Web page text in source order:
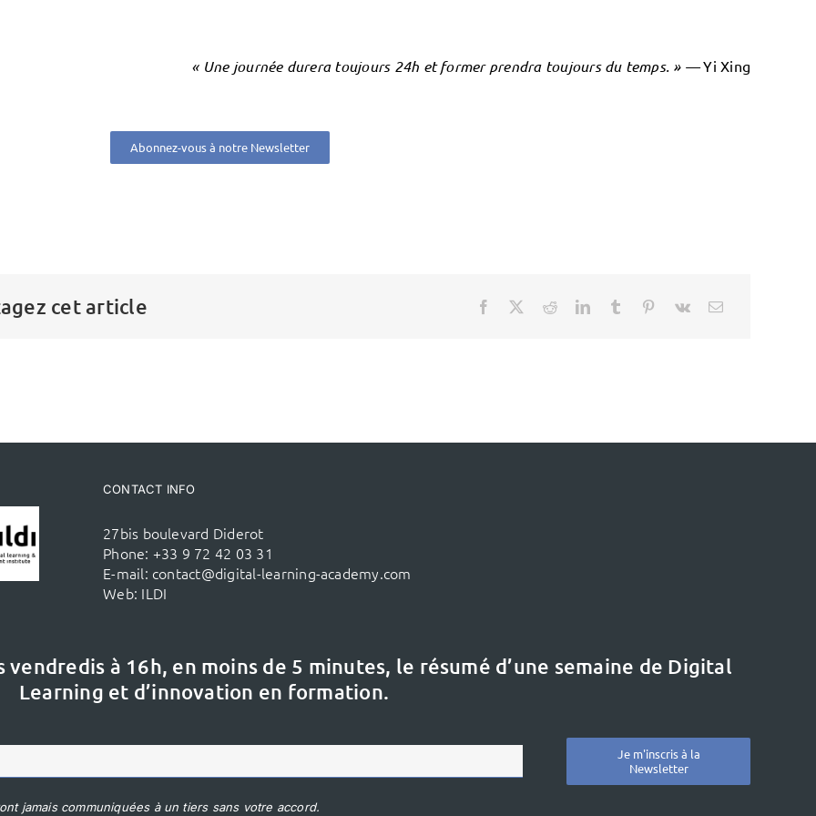
« Une journée durera toujours 24h et former prendra toujours du temps. » —Yi Xing
Abonnez-vous à notre Newsletter
cet article
CONTACT INFO
27bis boulevard Diderot
Phone: +33 9 72 42 03 31
E-mail: contact@digital-learning-academy.com
Web: ILDI
à 16h, en moins de 5 minutes, le résumé d’une semaine de Digital
Learning et d’innovation en formation.
Je m'inscris à la
Newsletter
jamais communiquées à un tiers sans votre accord.